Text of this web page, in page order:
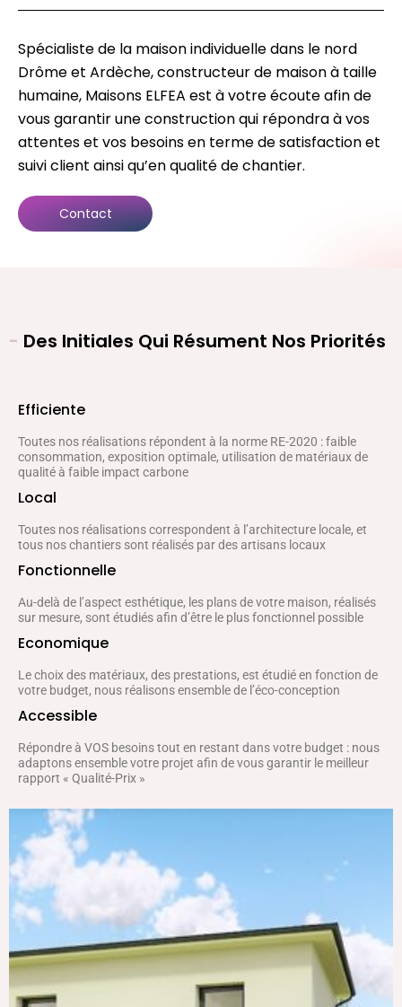
Spécialiste de la maison individuelle dans le nord
Drôme et Ardèche, constructeur de maison à taille
humaine, Maisons ELFEA est à votre écoute afin de
vous garantir une construction qui répondra à vos
attentes et vos besoins en terme de satisfaction et
suivi client ainsi qu’en qualité de chantier.
Contact
- Des Initiales Qui Résument Nos Priorités
Efficiente
Toutes nos réalisations répondent à la norme RE-2020 : faible
consommation, exposition optimale, utilisation de matériaux de
qualité à faible impact carbone
Local
Toutes nos réalisations correspondent à l’architecture locale, et
tous nos chantiers sont réalisés par des artisans locaux
Fonctionnelle
Au-delà de l’aspect esthétique, les plans de votre maison, réalisés
sur mesure, sont étudiés afin d’être le plus fonctionnel possible
Economique
Le choix des matériaux, des prestations, est étudié en fonction de
votre budget, nous réalisons ensemble de l’éco-conception
Accessible
Répondre à VOS besoins tout en restant dans votre budget : nous
adaptons ensemble votre projet afin de vous garantir le meilleur
rapport « Qualité-Prix »